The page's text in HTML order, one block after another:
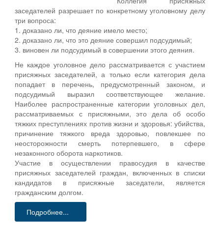
заседателей разрешает по конкретному уголовному делу
три вопроса:
1. доказано ли, что деяние имело место;
2. доказано ли, что это деяние совершил подсудимый;
3. виновен ли подсудимый в совершении этого деяния.
Не каждое уголовное дело рассматривается с участием
присяжных заседателей, а только если категория дела
попадает в перечень, предусмотренный законом, и
подсудимый выразил соответствующее желание.
Наиболее распространенные категории уголовных дел,
рассматриваемых с присяжными, это дела об особо
тяжких преступлениях против жизни и здоровья: убийства,
причинение тяжкого вреда здоровью, повлекшее по
неосторожности смерть потерпевшего, в сфере
незаконного оборота наркотиков.
Участие в осуществлении правосудия в качестве
присяжных заседателей граждан, включенных в списки
кандидатов в присяжные заседатели, является
гражданским долгом.
Подробнее...